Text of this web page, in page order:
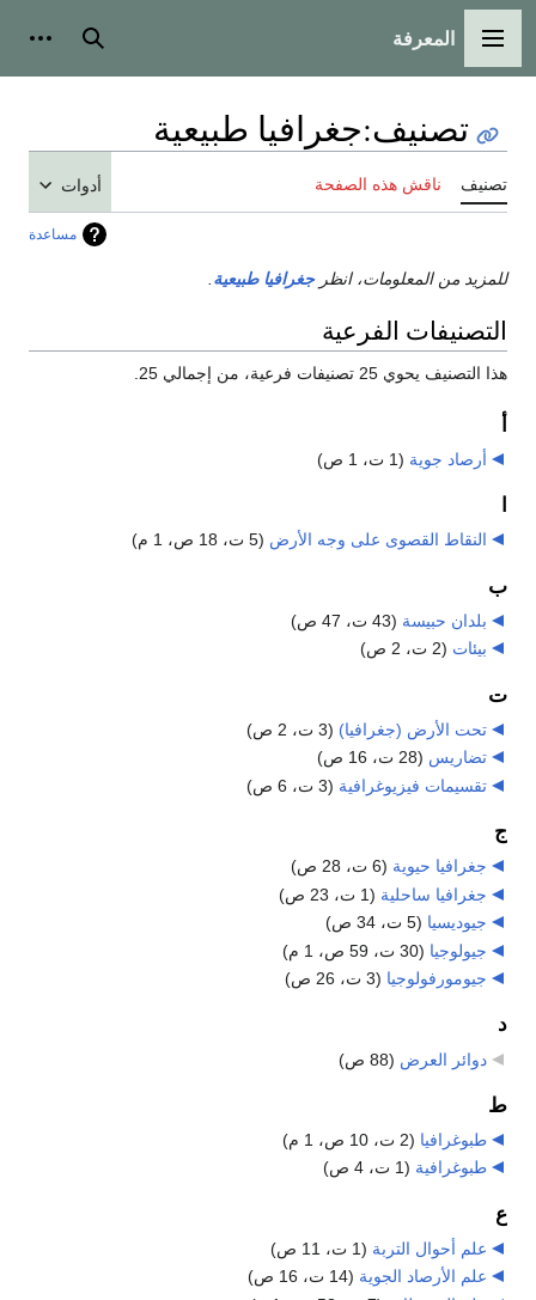
القائمة الرئيسية
المعرفة بحث
تصنيف:جغرافيا طبيعية
تصنيف ناقش هذه الصفحة أدوات
مساعدة
للمزيد من المعلومات، انظرجغرافيا طبيعية
التصنيفات الفرعية
هذا التصنيف يحوي 25 تصنيفات فرعية، من إجمالي 25.
أرصاد جوية (1 ت، 1 ص)
النقاط القصوى على وجه الأرض (5 ت، 18 ص، 1 م)
ب
بلدان حبيسة (43 ت، 47 ص)
بيئات (2 ت، 2 ص)
ت
تحت الأرض (جغرافيا) (3 ت، 2 ص)
تضاريس (28 ت، 16 ص)
تقسيمات فيزيوغرافية (3 ت، 6 ص)
ج
جغرافيا حيوية (6 ت، 28 ص)
جغرافيا ساحلية (1 ت، 23 ص)
جيوديسيا (5 ت، 34 ص)
جيولوجيا (30 ت، 59 ص، 1 م)
جيومورفولوجيا (3 ت، 26 ص)
د
دوائر العرض (88 ص)
ط
طبوغرافيا (2 ت، 10 ص، 1 م)
طبوغرافية (1 ت، 4 ص)
ع
علم أحوال التربة (1 ت، 11 ص)
علم الأرصاد الجوية (14 ت، 16 ص)